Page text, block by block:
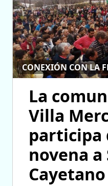
CONEXIÓN CON LA
La
Villa
participa
novena a
Cayetano